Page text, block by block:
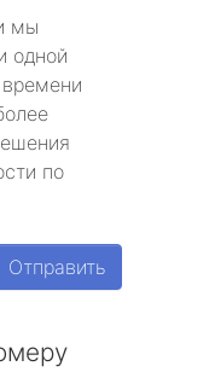
мы
одной
по
Отправить